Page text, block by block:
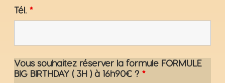
Tél. *
Vous souhaitez réserver la formule FORMULE
BIG BIRTHDAY ( 3H ) à 16h90€ ? *